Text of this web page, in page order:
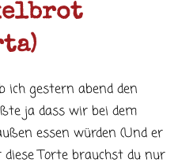
ich gestern abend den
ja dass wir bei dem
essen würden (Und er
Torte brauchst du nur